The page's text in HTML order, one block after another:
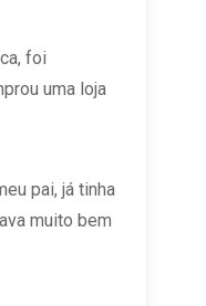
foi
uma loja
pai, já tinha
muito bem